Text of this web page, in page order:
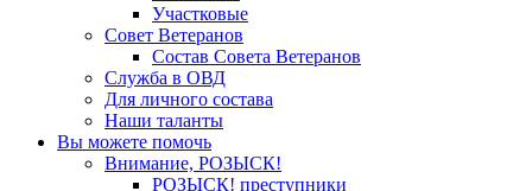
Участковые
Совет Ветеранов
Состав Совета Ветеранов
Служба в ОВД
Для личного состава
Наши таланты
Вы можете помочь
Внимание, РОЗЫСК!
РОЗЫСК! преступники